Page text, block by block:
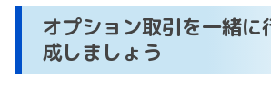
オプション取引を一緒に
成しましょう